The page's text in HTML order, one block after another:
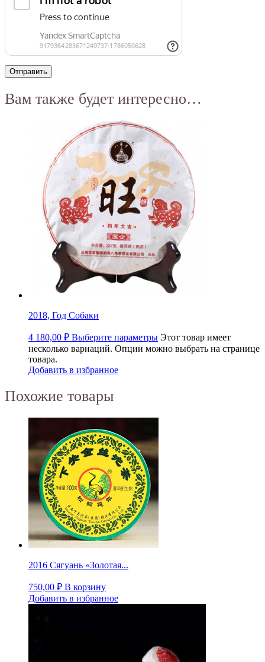
Вам также будет интересно…
2018, Год Собаки
4 180,00 ₽ Выберите параметры Этот товар имеет
несколько вариаций. Опции можно выбрать на странице
товара.
Добавить в избранное
Похожие товары
2016 Сягуань «Золотая...
750,00 ₽ В корзину
Добавить в избранное